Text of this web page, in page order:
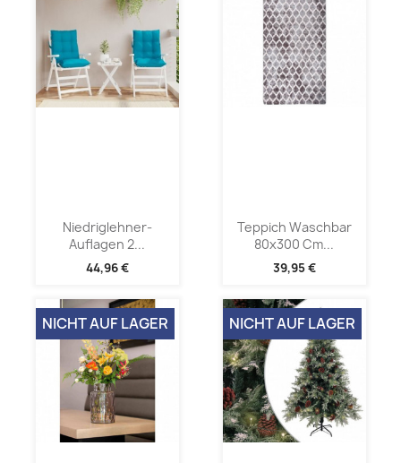
Niedriglehner-
Auflagen 2...
44,96 €
Teppich Waschbar
80x300 Cm...
39,95 €
NICHT AUF LAGER NICHT AUF LAGER